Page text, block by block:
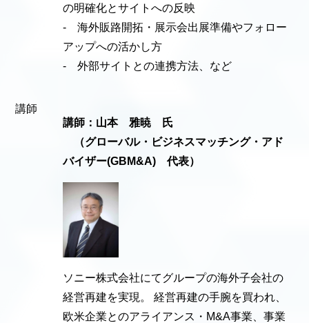
の明確化とサイトへの反映
‐ 海外販路開拓・展示会出展準備やフォロー
アップへの活かし方
‐ 外部サイトとの連携方法、など
講師
講師：山本 雅暁 氏
（グローバル・ビジネスマッチング・アド
バイザー(GBM&A) 代表）
ソニー株式会社にてグループの海外子会社の
経営再建を実現。 経営再建の手腕を買われ、
欧米企業とのアライアンス・M&A事業、事業